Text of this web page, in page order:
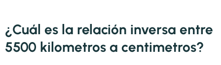
¿Cuál es la relación inversa entre
5500 kilometros a centimetros?